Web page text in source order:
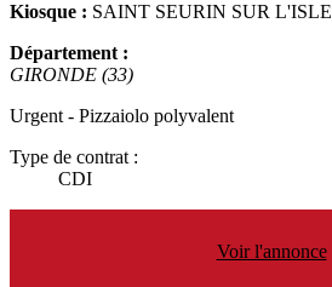
Kiosque : SAINT SEURIN SUR L'ISLE
Département :
GIRONDE (33)
Urgent - Pizzaiolo polyvalent
Type de contrat :
CDI
Voir l'annonce